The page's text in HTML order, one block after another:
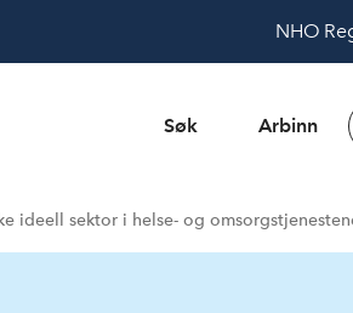
NHO
Søk Arbinn
ideell sektor i helse- og